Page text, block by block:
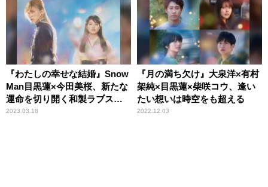
『わたしの幸せな結婚』Snow
Man目黒蓮×今田美桜、新たな
運命を切り開く和製ラブスト
ーリー
2023.03.18
『月の満ち欠け』大泉洋×有村
架純×目黒蓮×柴咲コウ、逢い
たい想いは時空をも超える
2022.12.03